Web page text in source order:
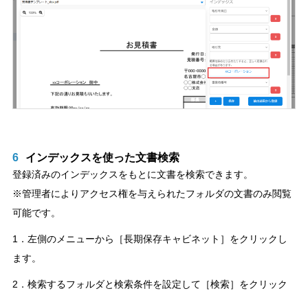
6 インデックスを使った文書検索
登録済みのインデックスをもとに文書を検索できます。
※管理者によりアクセス権を与えられたフォルダの文書のみ閲覧
可能です。
1．左側のメニューから［長期保存キャビネット］をクリックし
ます。
2．検索するフォルダと検索条件を設定して［検索］をクリック